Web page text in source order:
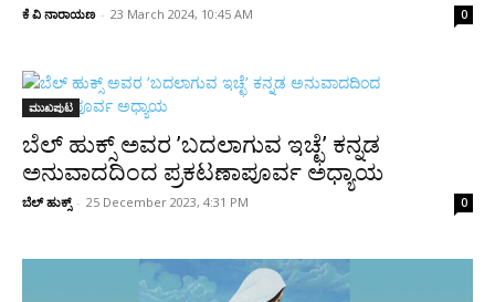
ಕೆ ವಿ ನಾರಾಯಣ - 23 March 2024, 10:45 AM 0
ಮುಖಪುಟ
ಬೆಲ್ ಹುಕ್ಸ್ ಅವರ ’ಬದಲಾಗುವ ಇಚ್ಛೆ’ ಕನ್ನಡ
ಅನುವಾದದಿಂದ ಪ್ರಕಟಣಾಪೂರ್ವ ಅಧ್ಯಾಯ
ಬೆಲ್ ಹುಕ್ಸ್ - 25 December 2023, 4:31 PM 0